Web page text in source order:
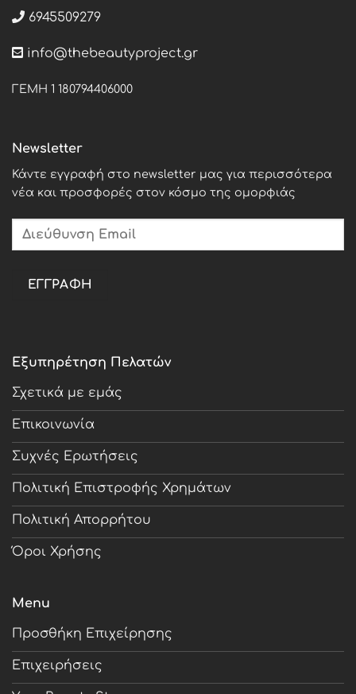
6945509279
info@thebeautyproject.gr
ΓΕΜΗ 1 180794406000
Εξυπηρέτηση Πελατών
Σχετικά με εμάς
Επικοινωνία
Συχνές Ερωτήσεις
Πολιτική Επιστροφής Χρημάτων
Πολιτική Απορρήτου
Όροι Χρήσης
Menu
Προσθήκη Επιχείρησης
Επιχειρήσεις
Newsletter
Κάντε εγγραφή στο newsletter μας για περισσότερα
νέα και προσφορές στον κόσμο της ομορφιάς